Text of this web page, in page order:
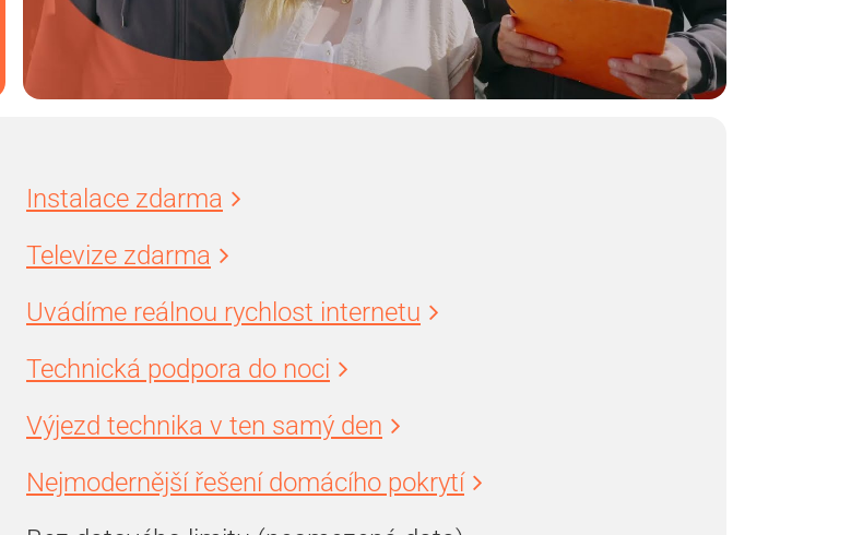
Instalace zdarma
Televize zdarma
Uvádíme reálnou rychlost internetu
Technická podpora do noci
Výjezd technika v ten samý den
Nejmodernější řešení domácího pokrytí